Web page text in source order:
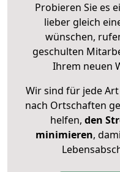
Probieren Sie es
lieber gleich
wünschen,
geschulten
Ihrem neuen
Wir sind für jede
nach Ortschaften
helfen, den
minimieren,